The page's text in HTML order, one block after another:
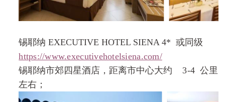
锡耶纳 EXECUTIVE HOTEL SIENA 4*或同级
https://www.executivehotelsiena.com/
锡耶纳市郊四星酒店，距离市中心大约
3-4 公里
左右；